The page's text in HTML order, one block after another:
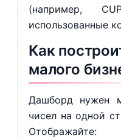
(например,
использованные
Как
малого
Дашборд нужен
чисел на одной
Отображайте: